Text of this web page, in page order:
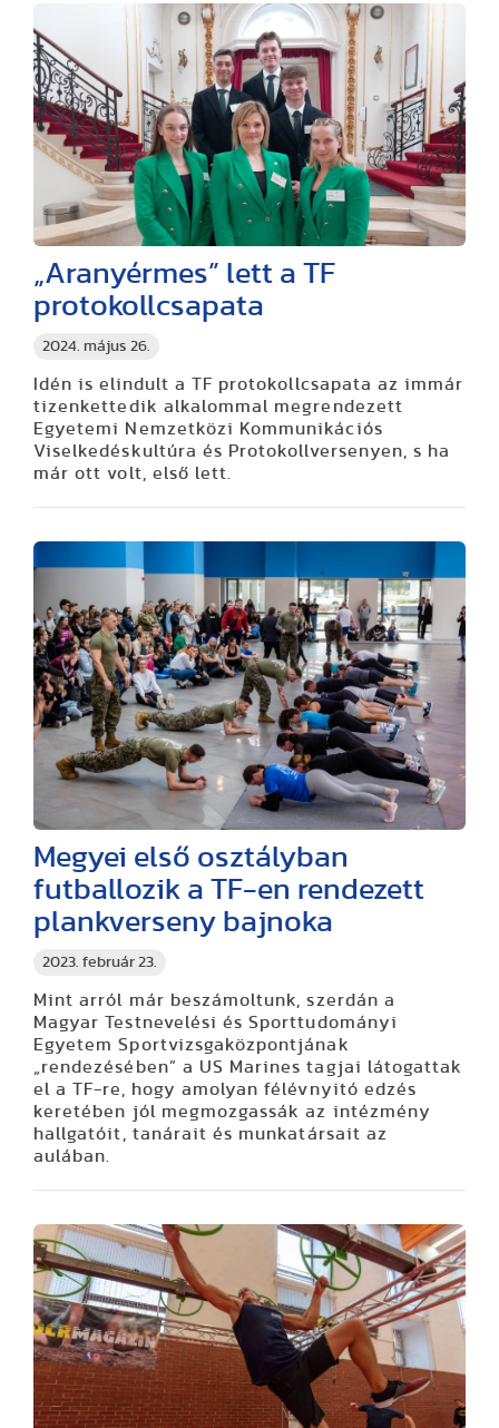
2024. május 26.
„Aranyérmes” lett a TF
protokollcsapata
Idén is elindult a TF protokollcsapata az immár
tizenkettedik alkalommal megrendezett
Egyetemi Nemzetközi Kommunikációs
Viselkedéskultúra és Protokollversenyen, s ha
már ott volt, első lett.
2023. február 23.
Megyei első osztályban
futballozik a TF-en rendezett
plankverseny bajnoka
Mint arról már beszámoltunk, szerdán a
Magyar Testnevelési és Sporttudományi
Egyetem Sportvizsgaközpontjának
„rendezésében” a US Marines tagjai látogattak
el a TF-re, hogy amolyan félévnyitó edzés
keretében jól megmozgassák az intézmény
hallgatóit, tanárait és munkatársait az
aulában.